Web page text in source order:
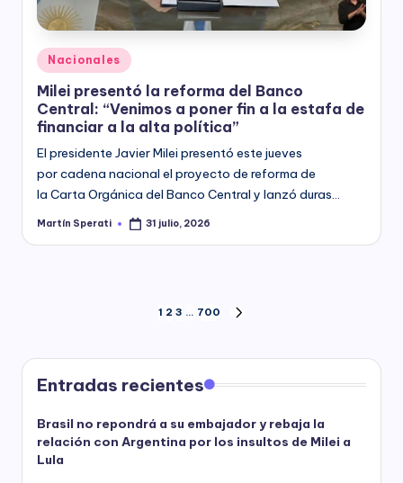
Posted
in
Nacionales
Milei presentó la reforma del Banco
Central: “Venimos a poner fin a la estafa de
financiar a la alta política”
El presidente Javier Milei presentó este jueves
por cadena nacional el proyecto de reforma de
la Carta Orgánica del Banco Central y lanzó duras…
Posted
Martín Sperati 31 julio, 2026
Paginación
de
entradas
1 2 3 … 700
Entradas recientes
Brasil no repondrá a su embajador y rebaja la
relación con Argentina por los insultos de Milei a
Lula